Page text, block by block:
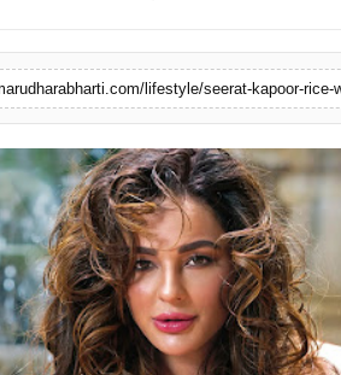
lifestyle/seerat-kapoor-rice-